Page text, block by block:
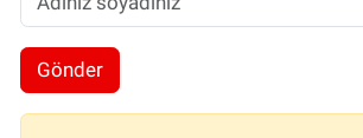
Gönder